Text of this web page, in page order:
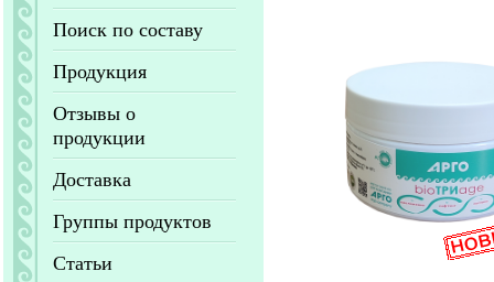
Поиск по составу
Продукция
Отзывы о
продукции
Доставка
Группы продуктов
Статьи